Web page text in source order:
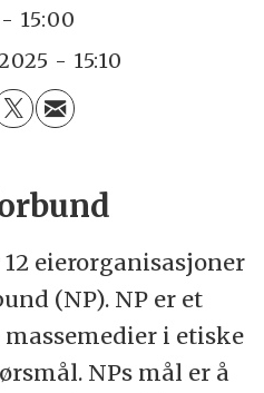
- 15:00
- 15:10
12 eierorganisasjoner
(NP). NP er et
i etiske
NPs mål er å